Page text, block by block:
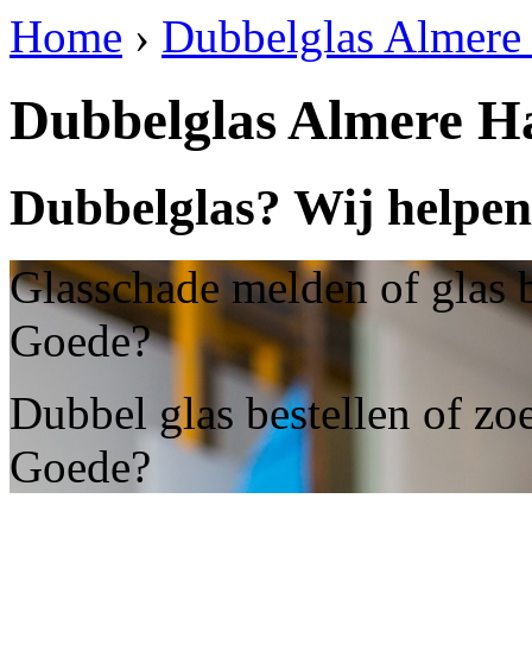
Home › Dubbelglas
Dubbelglas Almere
Dubbelglas? Wij
Glasschade melden of
Goede?
Dubbel glas bestellen of
Goede?